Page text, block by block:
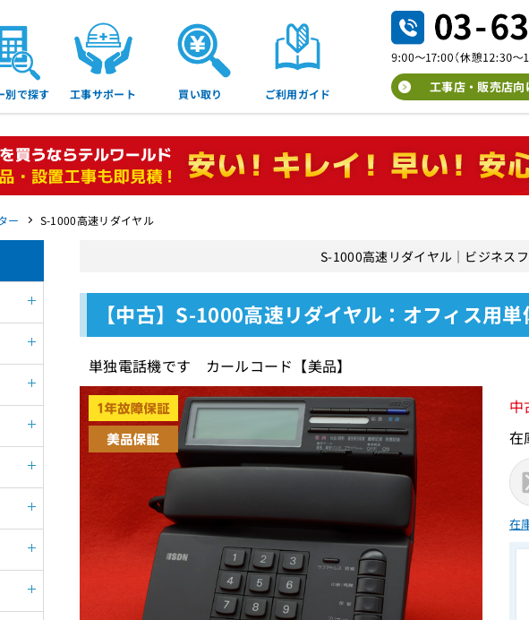
別で探す 工事サポート 買い取り ご利用ガイド 工事店・販売店
ー S-1000高速リダイヤル
S-1000高速リダイヤル｜ビジネス
【中古】S-1000高速リダイヤル：オフィス用
単独電話機です カールコード【美品】
在